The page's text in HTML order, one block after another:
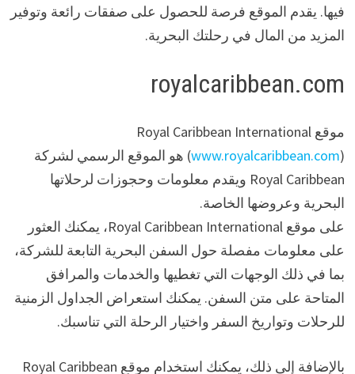
فيها. يقدم الموقع فرصة للحصول على صفقات رائعة وتوفير
المزيد من المال في رحلتك البحرية.
royalcaribbean.com
موقع Royal Caribbean International
(www.royalcaribbean.com ) هو الموقع الرسمي لشركة
Royal Caribbean ويقدم معلومات وحجوزات لرحلاتها
البحرية وعروضها الخاصة.
على موقع Royal Caribbean International، يمكنك العثور
على معلومات مفصلة حول السفن البحرية التابعة للشركة،
بما في ذلك الوجهات التي تغطيها والخدمات والمرافق
المتاحة على متن السفن. يمكنك استعراض الجداول الزمنية
للرحلات وتواريخ السفر واختيار الرحلة التي تناسبك.
بالإضافة إلى ذلك، يمكنك استخدام موقع Royal Caribbean